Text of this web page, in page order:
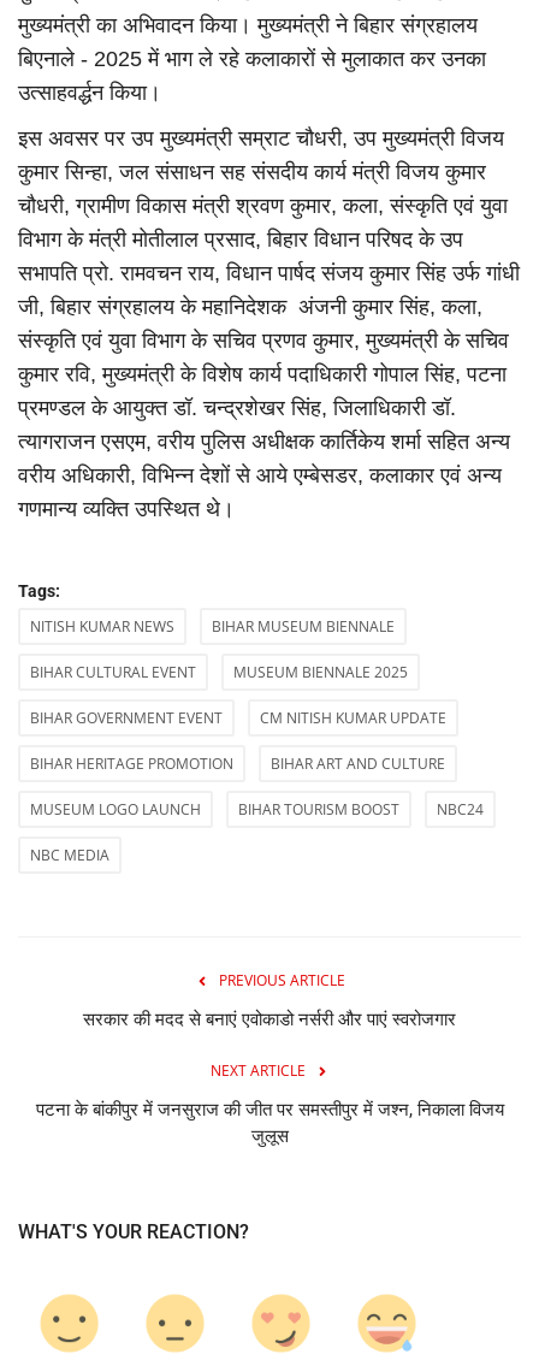
मुख्यमंत्री का अभिवादन किया। मुख्यमंत्री ने बिहार संग्रहालय
बिएनाले - 2025 में भाग ले रहे कलाकारों से मुलाकात कर उनका
उत्साहवर्द्धन किया।
इस अवसर पर उप मुख्यमंत्री सम्राट चौधरी, उप मुख्यमंत्री विजय
कुमार सिन्हा, जल संसाधन सह संसदीय कार्य मंत्री विजय कुमार
चौधरी, ग्रामीण विकास मंत्री श्रवण कुमार, कला, संस्कृति एवं युवा
विभाग के मंत्री मोतीलाल प्रसाद, बिहार विधान परिषद के उप
सभापति प्रो. रामवचन राय, विधान पार्षद संजय कुमार सिंह उर्फ गांधी
जी, बिहार संग्रहालय के महानिदेशक अंजनी कुमार सिंह, कला,
संस्कृति एवं युवा विभाग के सचिव प्रणव कुमार, मुख्यमंत्री के सचिव
कुमार रवि, मुख्यमंत्री के विशेष कार्य पदाधिकारी गोपाल सिंह, पटना
प्रमण्डल के आयुक्त डॉ. चन्द्रशेखर सिंह, जिलाधिकारी डॉ.
त्यागराजन एसएम, वरीय पुलिस अधीक्षक कार्तिकेय शर्मा सहित अन्य
वरीय अधिकारी, विभिन्न देशों से आये एम्बेसडर, कलाकार एवं अन्य
गणमान्य व्यक्ति उपस्थित थे।
Tags:
NITISH KUMAR NEWS BIHAR MUSEUM BIENNALE
BIHAR CULTURAL EVENT MUSEUM BIENNALE 2025
BIHAR GOVERNMENT EVENT CM NITISH KUMAR UPDATE
BIHAR HERITAGE PROMOTION BIHAR ART AND CULTURE
MUSEUM LOGO LAUNCH BIHAR TOURISM BOOST NBC24
NBC MEDIA
PREVIOUS ARTICLE
सरकार की मदद से बनाएं एवोकाडो नर्सरी और पाएं स्वरोजगार
NEXT ARTICLE
पटना के बांकीपुर में जनसुराज की जीत पर समस्तीपुर में जश्न, निकाला विजय
जुलूस
WHAT'S YOUR REACTION?